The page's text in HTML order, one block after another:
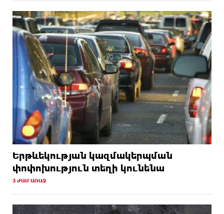
Երթևեկության կազմակերպման
փոփոխություն տեղի կունենա
3 ԺԱՄ ԱՌԱՋ